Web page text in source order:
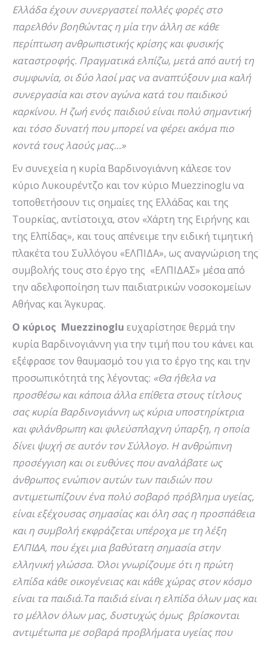
Ελλάδα έχουν συνεργαστεί πολλές φορές στο
παρελθόν βοηθώντας η μία την άλλη σε κάθε
περίπτωση ανθρωπιστικής κρίσης και φυσικής
καταστροφής. Πραγματικά ελπίζω, μετά από αυτή τη
συμφωνία, οι δύο λαοί μας να αναπτύξουν μια καλή
συνεργασία και στον αγώνα κατά του παιδικού
καρκίνου. Η ζωή ενός παιδιού είναι πολύ σημαντική
και τόσο δυνατή που μπορεί να φέρει ακόμα πιο
κοντά τους λαούς μας…»
Εν συνεχεία η κυρία Βαρδινογιάννη κάλεσε τον
κύριο Λυκουρέντζο και τον κύριο Muezzinoglu να
τοποθετήσουν τις σημαίες της Ελλάδας και της
Τουρκίας, αντίστοιχα, στον «Χάρτη της Ειρήνης και
της Ελπίδας», και τους απένειμε την ειδική τιμητική
πλακέτα του Συλλόγου «ΕΛΠΙΔΑ», ως αναγνώριση της
συμβολής τους στο έργο της «ΕΛΠΙΔΑΣ» μέσα από
την αδελφοποίηση των παιδιατρικών νοσοκομείων
Αθήνας και Άγκυρας.
Ο κύριος Muezzinoglu ευχαρίστησε θερμά την
κυρία Βαρδινογιάννη για την τιμή που του κάνει και
εξέφρασε τον θαυμασμό του για το έργο της και την
προσωπικότητά της λέγοντας: «Θα ήθελα να
προσθέσω και κάποια άλλα επίθετα στους τίτλους
σας κυρία Βαρδινογιάννη ως κύρια υποστηρίκτρια
και φιλάνθρωπη και φιλεύσπλαχνη ύπαρξη, η οποία
δίνει ψυχή σε αυτόν τον Σύλλογο. Η ανθρώπινη
προσέγγιση και οι ευθύνες που αναλάβατε ως
άνθρωπος ενώπιον αυτών των παιδιών που
αντιμετωπίζουν ένα πολύ σοβαρό πρόβλημα υγείας,
είναι εξέχουσας σημασίας και όλη σας η προσπάθεια
και η συμβολή εκφράζεται υπέροχα με τη λέξη
ΕΛΠΙΔΑ, που έχει μια βαθύτατη σημασία στην
ελληνική γλώσσα. Όλοι γνωρίζουμε ότι η πρώτη
ελπίδα κάθε οικογένειας και κάθε χώρας στον κόσμο
είναι τα παιδιά.Τα παιδιά είναι η ελπίδα όλων μας και
το μέλλον όλων μας, δυστυχώς όμως βρίσκονται
αντιμέτωπα με σοβαρά προβλήματα υγείας που